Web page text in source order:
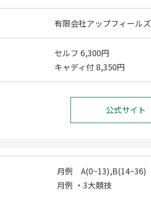
有限会社アップフィールズ
セルフ 6,300円
キャディ付 8,350円
公式サイト
月例 A(0~13),B(14~36)
月例 ・3大競技